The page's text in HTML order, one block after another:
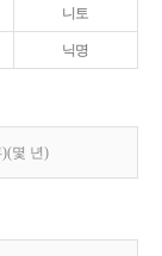
니토
닉명
몇 년)